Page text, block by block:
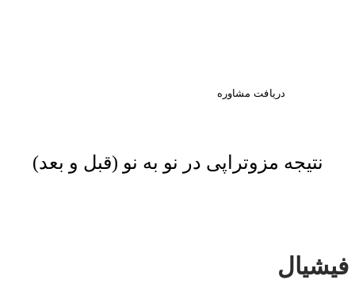
دریافت مشاوره
نتیجه مزوتراپی در نو به نو (قبل و بعد)
فیشیال